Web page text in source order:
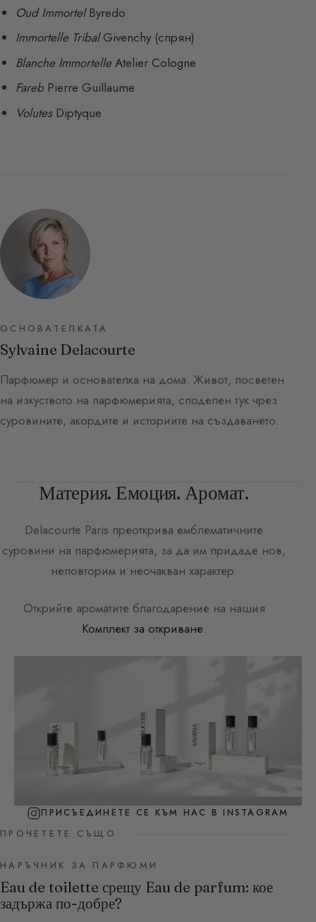
Oud ImmortelByredo
Immortelle TribalGivenchy (спрян)
Blanche ImmortelleAtelier Cologne
Fareb Pierre Guillaume
VolutesDiptyque
ОСНОВАТЕЛКАТА
Sylvaine Delacourte
Парфюмер и основателка на дома. Живот, посветен
на изкуството на парфюмерията, споделен тук чрез
суровините, акордите и историите на създаването.
Материя. Емоция. Аромат.
Delacourte Paris преоткрива емблематичните
суровини на парфюмерията, за да им придаде нов,
неповторим и неочакван характер.
Открийте ароматите благодарение на нашия
Комплект за откриване.
ПРИСЪЕДИНЕТЕ СЕ КЪМ НАС В INSTAGRAM
ПРОЧЕТЕТЕ СЪЩО
НАРЪЧНИК ЗА ПАРФЮМИ
Eau de toilette срещу Eau de parfum: кое
задържа по-добре?